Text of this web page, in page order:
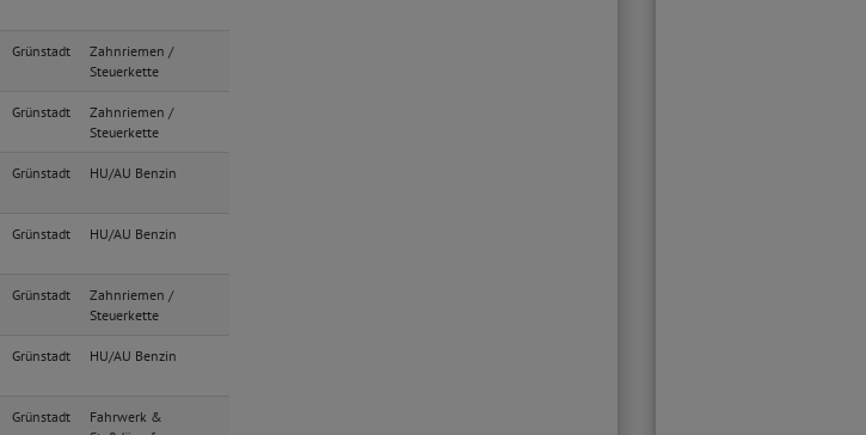
Grünstadt
Zahnriemen /
Steuerkette
Grünstadt
Zahnriemen /
Steuerkette
Grünstadt HU/AU Benzin
Grünstadt HU/AU Benzin
Grünstadt
Zahnriemen /
Steuerkette
Grünstadt HU/AU Benzin
Grünstadt
Fahrwerk &